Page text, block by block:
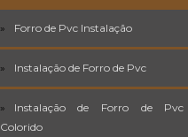
Forro de Pvc Instalação
Instalação de Forro de Pvc
Instalação de Forro de Pvc
Colorido